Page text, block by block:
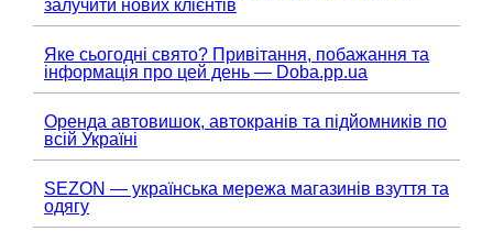
залучити нових клієнтів
Яке сьогодні свято? Привітання, побажання та
інформація про цей день — Doba.pp.ua
Оренда автовишок, автокранів та підйомників по
всій Україні
SEZON — українська мережа магазинів взуття та
одягу